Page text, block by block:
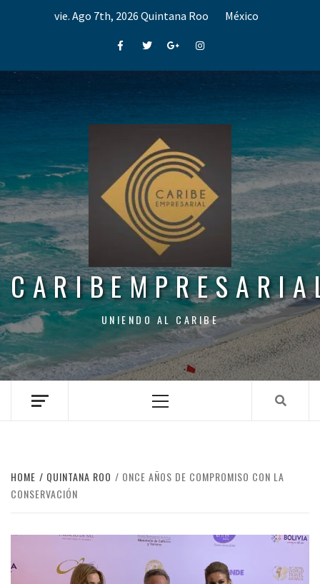
vie. Ago 7th, 2026 Quintana Roo México
FacebookTwitterGoogle+Instagram
UNIENDO AL CARIBE
Menu
HOME QUINTANA ROO
ONCE AÑOS DE COMPROMISO CON LA
CONSERVACIÓN